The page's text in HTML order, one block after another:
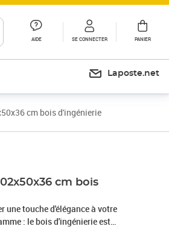
AIDE SE CONNECTER PANIER
Laposte.net
cm bois d'ingénierie
cm bois
une touche d'élégance à votre
: le bois d'ingénierie est
également résistance,